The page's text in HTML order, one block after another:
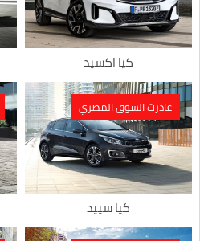
كيا اكسيد
غادرت السوق المصري
كيا سييد